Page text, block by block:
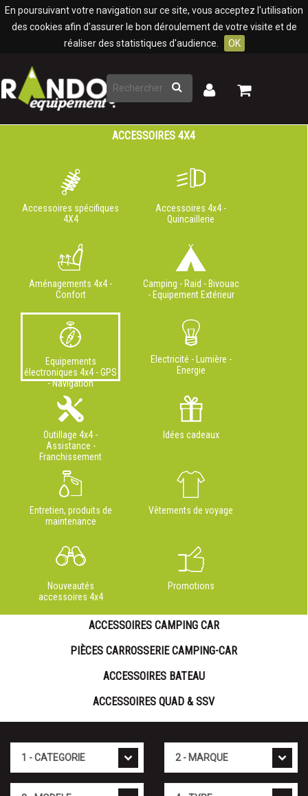
En poursuivant votre navigation sur ce site, vous acceptez l'utilisation
des cookies afin d'assurer le bon déroulement de votre visite et de
réaliser des statistiques d'audience.
OK
Rechercher
Mon
Mon
ACCESSOIRES 4X4
Accessoires spécifiques
4X4
Accessoires 4x4 -
Quincaillerie
Aménagements 4x4 -
Confort
Camping - Raid - Bivouac
- Equipement Extérieur
Equipements
électroniques 4x4 - GPS
- Navigation
Electricité - Lumière -
Energie
Outillage 4x4 -
Assistance -
Franchissement
Idées cadeaux
Entretien, produits de
maintenance
Vêtements de voyage
Nouveautés
accessoires 4x4
Promotions
ACCESSOIRES CAMPING CAR
PIÈCES CARROSSERIE CAMPING-CAR
ACCESSOIRES BATEAU
ACCESSOIRES QUAD & SSV
Panneau de gestion des cookies